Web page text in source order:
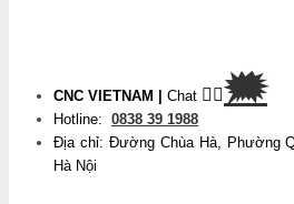
CNC VIETNAM Chat 👉🏽🗯
Hotline: 0838 39 1988
Địa chỉ: Đường Chùa Hà, Phường
Hà Nội